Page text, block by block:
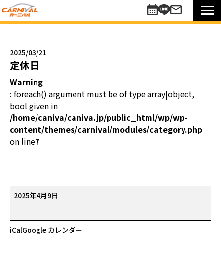
未使用車
中古車
買い方のご提案
コミットワンシステム
アレンジ7
未使用車
リターンカー
自動車保険
プロが教える「お役立ち情報」
2025/03/21
定休日
Warning
: foreach() argument must be of type array|object,
bool given in
/home/caniva/caniva.jp/public_html/wp/wp-
content/themes/carnival/modules/category.php
on line7
定
2025年4月9日
iCalGoogle カレンダー